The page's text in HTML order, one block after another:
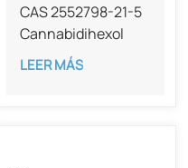
CAS 2552798-21-5
Cannabidihexol
(CBDH), 98%
LEER MÁS